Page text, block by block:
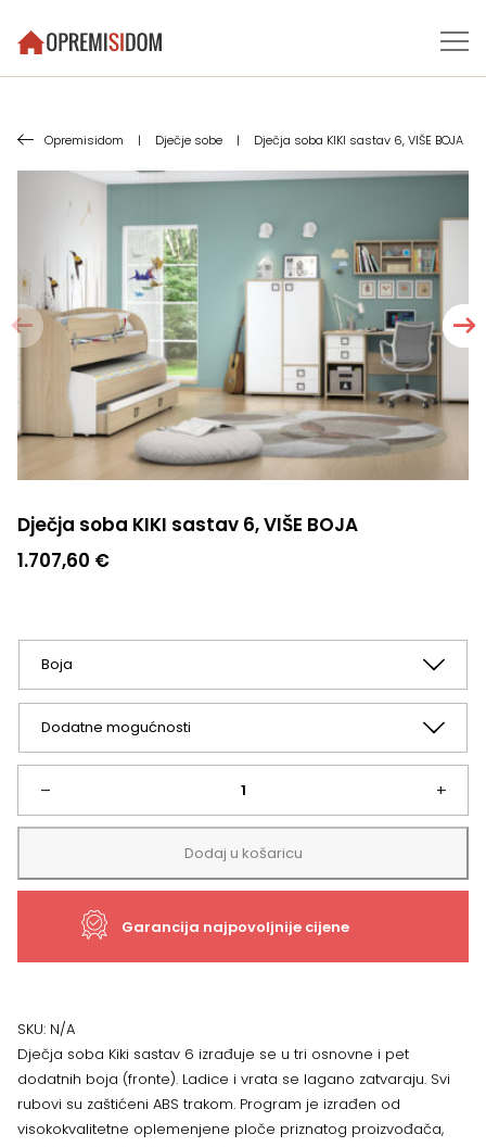
Opremisidom | Dječje sobe | Dječja soba KIKI sastav 6, VIŠE BOJA
Dječja soba KIKI sastav 6, VIŠE BOJA
1.707,60 €
–
Dječja
soba
KIKI
VIŠE
BOJA
količina
+
Dodaj u košaricu
Garancija najpovoljnije cijene
SKU: N/A
Dječja soba Kiki sastav 6 izrađuje se u tri osnovne i pet
dodatnih boja (fronte). Ladice i vrata se lagano zatvaraju. Svi
rubovi su zaštićeni ABS trakom. Program je izrađen od
visokokvalitetne oplemenjene ploče priznatog proizvođača,